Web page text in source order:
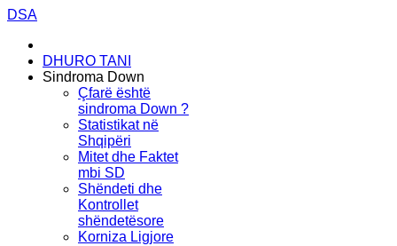
DSA
DHURO TANI
Sindroma Down
Çfarë është
sindroma Down ?
Statistikat në
Shqipëri
Mitet dhe Faktet
mbi SD
Shëndeti dhe
Kontrollet
shëndetësore
Korniza Ligjore